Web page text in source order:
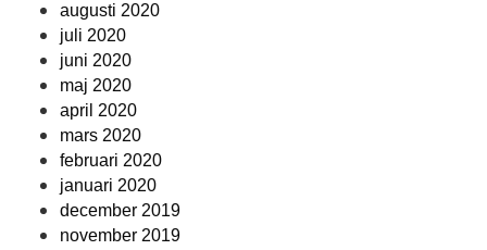
augusti 2020
juli 2020
juni 2020
maj 2020
april 2020
mars 2020
februari 2020
januari 2020
december 2019
november 2019